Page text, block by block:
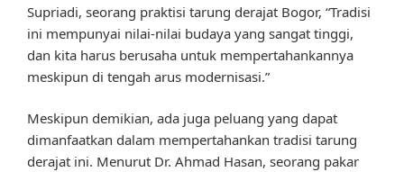
Supriadi, seorang praktisi tarung derajat Bogor, “Tradisi
ini mempunyai nilai-nilai budaya yang sangat tinggi,
dan kita harus berusaha untuk mempertahankannya
meskipun di tengah arus modernisasi.”
Meskipun demikian, ada juga peluang yang dapat
dimanfaatkan dalam mempertahankan tradisi tarung
derajat ini. Menurut Dr. Ahmad Hasan, seorang pakar